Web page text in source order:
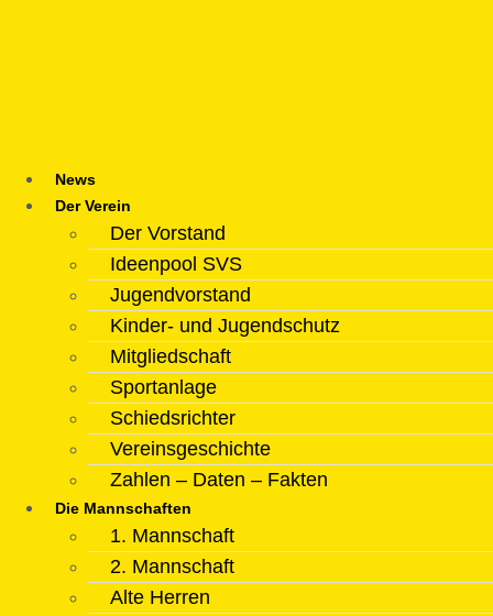
News
Der Verein
Der Vorstand
Ideenpool SVS
Jugendvorstand
Kinder- und Jugendschutz
Mitgliedschaft
Sportanlage
Schiedsrichter
Vereinsgeschichte
Zahlen – Daten – Fakten
Die Mannschaften
1. Mannschaft
2. Mannschaft
Alte Herren